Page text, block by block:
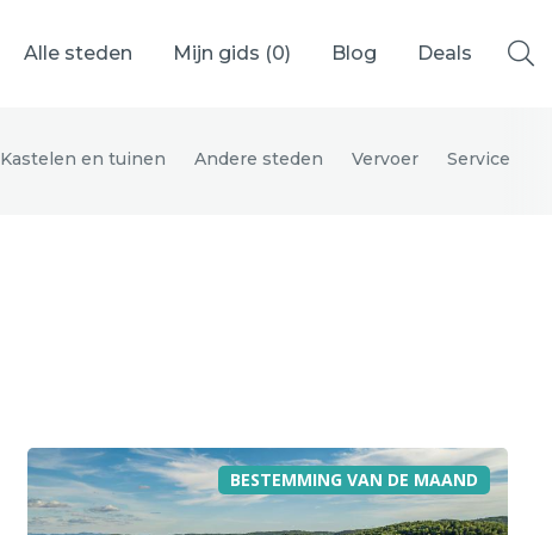
Alle steden Mijn gids (0) Blog Deals
Kastelen en tuinen Andere steden Vervoer Service
BESTEMMING VAN DE MAAND